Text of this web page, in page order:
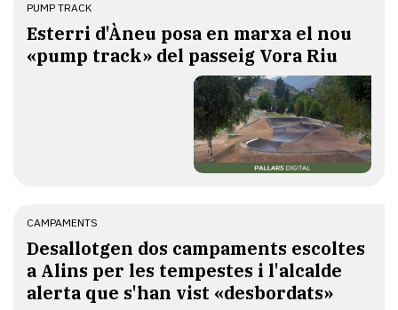
PUMP TRACK
Esterri d'Àneu posa en marxa el nou
«pump track» del passeig Vora Riu
CAMPAMENTS
​Desallotgen dos campaments escoltes
a Alins per les tempestes i l'alcalde
alerta que s'han vist «desbordats»